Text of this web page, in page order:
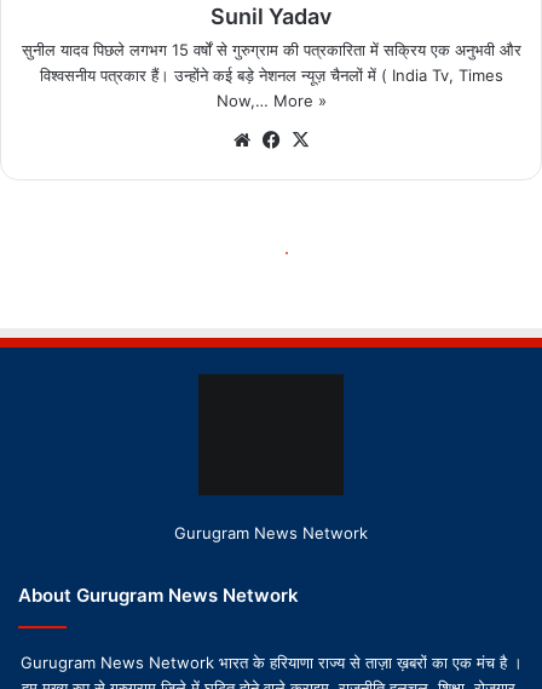
Gurugram News Network
About Gurugram News Network
Gurugram News Network भारत के हरियाणा राज्य से ताज़ा ख़बरों का एक मंच है ।